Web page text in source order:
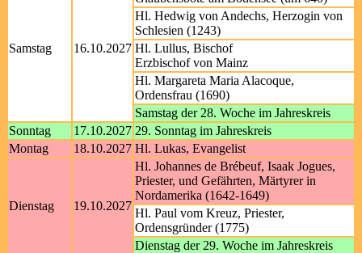
Samstag 16.10.2027
Hl. Hedwig von Andechs, Herzogin von
Schlesien (1243)
Hl. Lullus, Bischof
Erzbischof von Mainz
Hl. Margareta Maria Alacoque,
Ordensfrau (1690)
Samstag der 28. Woche im Jahreskreis
Sonntag
17.10.2027 29. Sonntag im Jahreskreis
Montag
18.10.2027 Hl. Lukas, Evangelist
Dienstag 19.10.2027
Hl. Johannes de Brébeuf, Isaak Jogues,
Priester, und Gefährten, Märtyrer in
Nordamerika (1642-1649)
Hl. Paul vom Kreuz, Priester,
Ordensgründer (1775)
Dienstag der 29. Woche im Jahreskreis